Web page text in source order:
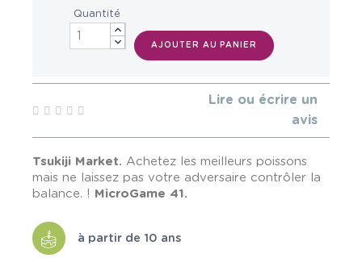
Quantité
AJOUTER AU PANIER
Lire ou écrire un
avis
Tsukiji Market. Achetez les meilleurs poissons
mais ne laissez pas votre adversaire contrôler la
balance. ! MicroGame 41.
à partir de 10 ans